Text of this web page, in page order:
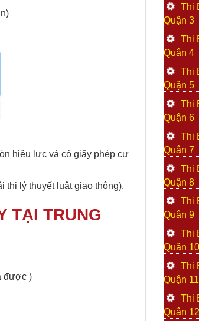
hiệu lực và có giấy phép cư
thi lý thuyết luật giao thông).
TẠI TRUNG
được )
Thi
Quận 3
Thi
Quận 4
Thi
Quận 5
Thi
Quận 6
Thi
Quận 7
Thi
Quận 8
Thi
Quận 9
Thi
Quận 10
Thi
Quận 11
Thi
Quận 12